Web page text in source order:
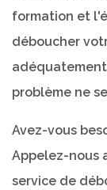
formation et
déboucher
problème ne
Avez-vous
Appelez-nous
service de